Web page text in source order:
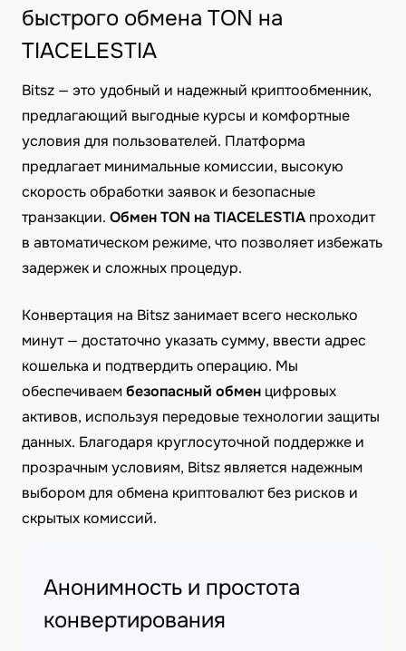
быстрого обмена TON на
TIACELESTIA
Bitsz — это удобный и надежный криптообменник,
предлагающий выгодные курсы и комфортные
условия для пользователей. Платформа
предлагает минимальные комиссии, высокую
скорость обработки заявок и безопасные
транзакции. Обмен TON на TIACELESTIA проходит
в автоматическом режиме, что позволяет избежать
задержек и сложных процедур.
Конвертация на Bitsz занимает всего несколько
минут — достаточно указать сумму, ввести адрес
кошелька и подтвердить операцию. Мы
обеспечиваембезопасный обмен цифровых
активов, используя передовые технологии защиты
данных. Благодаря круглосуточной поддержке и
прозрачным условиям, Bitsz является надежным
выбором для обмена криптовалют без рисков и
скрытых комиссий.
Анонимность и простота
конвертирования